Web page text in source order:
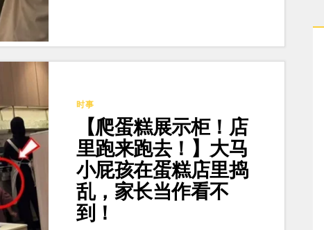
时事
【爬蛋糕展示柜！店
里跑来跑去！】大马
小屁孩在蛋糕店里捣
乱，家长当作看不
到！